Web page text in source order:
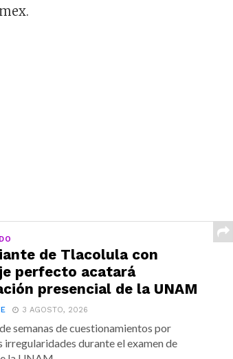
de Tlacolula con
perfecto acatará
presencial de la UNAM
3 AGOSTO, 2026
semanas de cuestionamientos por
irregularidades durante el examen de